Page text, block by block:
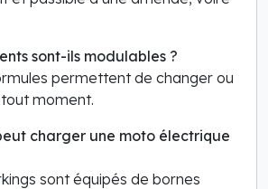
sont-ils modulables ?
permettent de changer ou
moment.
charger une moto électrique
sont équipés de bornes